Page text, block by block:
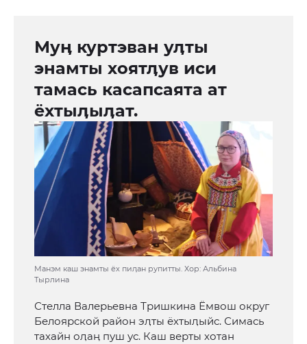
Муӊ куртэван уӆты
энамты хоятӆув иси
тамась касапсаята ат
ёхтыӆыӆат.
Манэм каш энамты ёх пиӆан рупитты. Хор: Альбина
Тырлина
Стелла Валерьевна Тришкина Ёмвош округ
Белоярской район эӆты ёхтыӆыйс. Симась
тахайн оӆаӊ пуш ус. Каш верты хотан